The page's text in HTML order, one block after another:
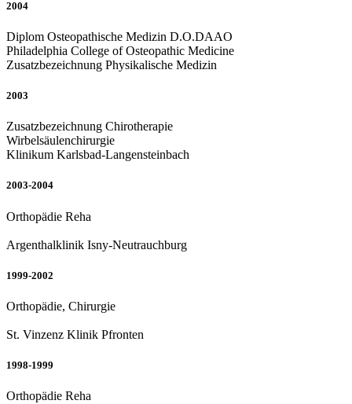
2004
Diplom Osteopathische Medizin D.O.DAAO
Philadelphia College of Osteopathic Medicine
Zusatzbezeichnung Physikalische Medizin
2003
Zusatzbezeichnung Chirotherapie
Wirbelsäulenchirurgie
Klinikum Karlsbad-Langensteinbach
2003-2004
Orthopädie Reha
Argenthalklinik Isny-Neutrauchburg
1999-2002
Orthopädie, Chirurgie
St. Vinzenz Klinik Pfronten
1998-1999
Orthopädie Reha